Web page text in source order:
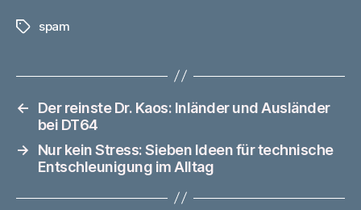
Schlagwörter
spam
←
Der reinste Dr. Kaos: Inländer und Ausländer
bei DT64
→
Nur kein Stress: Sieben Ideen für technische
Entschleunigung im Alltag